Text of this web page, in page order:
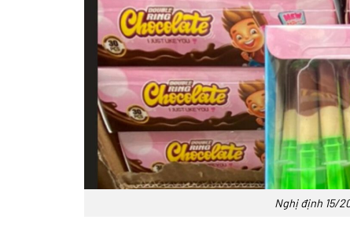
Nghị định 15/